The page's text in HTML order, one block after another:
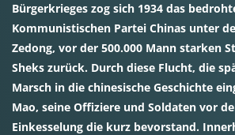
Bürgerkrieges zog sich 1934 das
Kommunistischen Partei Chinas unter
Zedong, vor der 500.000 Mann starken
Sheks zurück. Durch diese Flucht, die
Marsch in die chinesische Geschichte
Mao, seine Offiziere und Soldaten vor
Einkesselung die kurz bevorstand.